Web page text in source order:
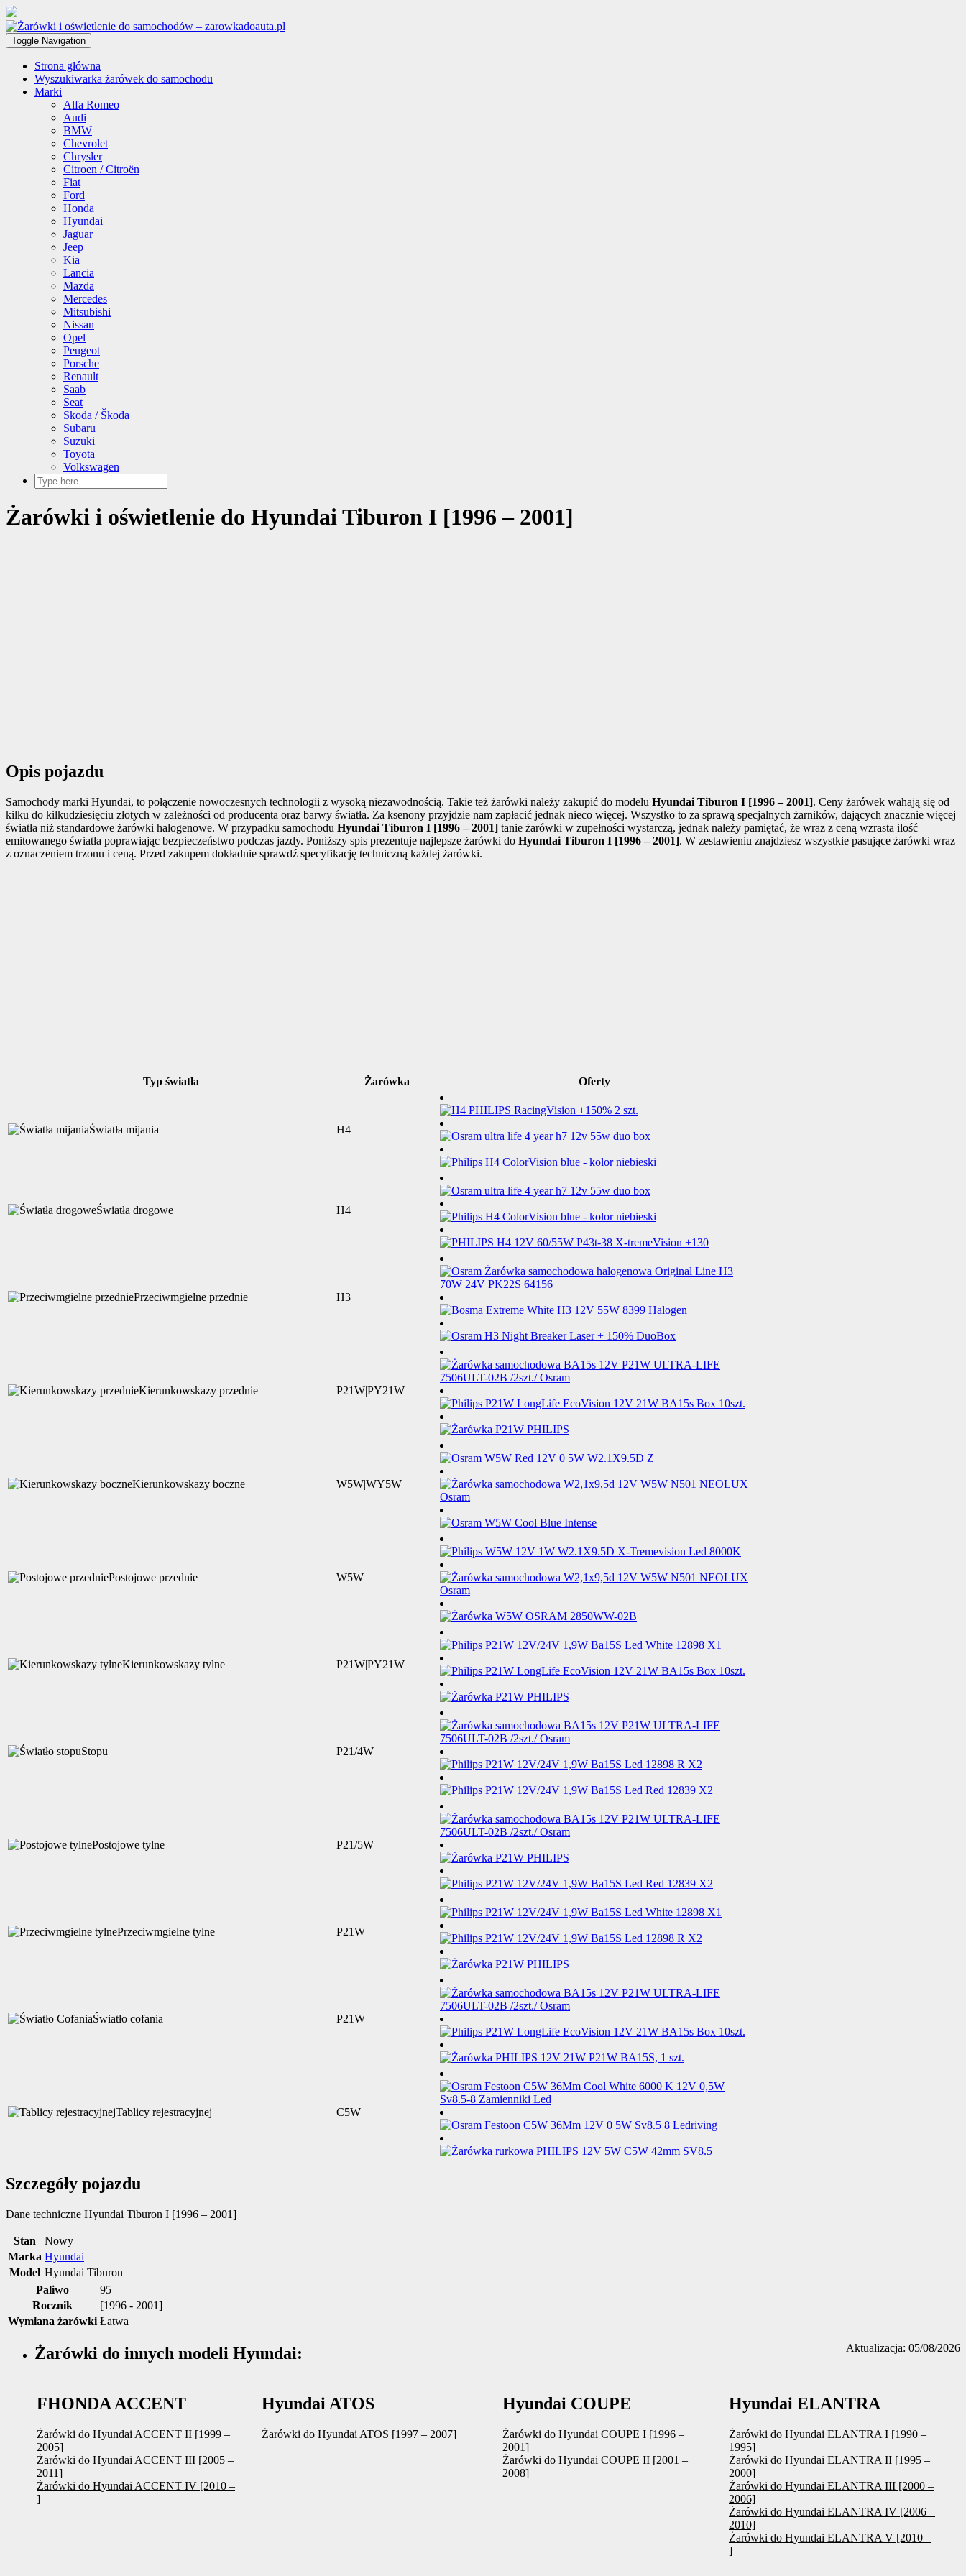
Toggle Navigation
Strona główna
Wyszukiwarka żarówek do samochodu
Marki
Alfa Romeo
Audi
BMW
Chevrolet
Chrysler
Citroen / Citroën
Fiat
Ford
Honda
Hyundai
Jaguar
Jeep
Kia
Lancia
Mazda
Mercedes
Mitsubishi
Nissan
Opel
Peugeot
Porsche
Renault
Saab
Seat
Skoda / Škoda
Subaru
Suzuki
Toyota
Volkswagen
Żarówki i oświetlenie do Hyundai Tiburon I [1996 – 2001]
Opis pojazdu
Samochody marki Hyundai, to połączenie nowoczesnych technologii z wysoką niezawodnością. Takie też żarówki należy zakupić do modelu Hyundai Tiburon I [1996 – 2001]. Ceny żarówek wahają się od
kilku do kilkudziesięciu złotych w zależności od producenta oraz barwy światła. Za ksenony przyjdzie nam zapłacić jednak nieco więcej. Wszystko to za sprawą specjalnych żarników, dających znacznie więcej
światła niż standardowe żarówki halogenowe. W przypadku samochodu Hyundai Tiburon I [1996 – 2001] tanie żarówki w zupełności wystarczą, jednak należy pamiętać, że wraz z ceną wzrasta ilość
emitowanego światła poprawiając bezpieczeństwo podczas jazdy. Poniższy spis prezentuje najlepsze żarówki do Hyundai Tiburon I [1996 – 2001]. W zestawieniu znajdziesz wszystkie pasujące żarówki wraz
z oznaczeniem trzonu i ceną. Przed zakupem dokładnie sprawdź specyfikację techniczną każdej żarówki.
Typ światła Żarówka Oferty
Światła mijania H4
Światła drogowe H4
Przeciwmgielne przednie H3
Kierunkowskazy przednie P21W|PY21W
Kierunkowskazy boczne W5W|WY5W
Postojowe przednie W5W
Kierunkowskazy tylne P21W|PY21W
Stopu P21/4W
Postojowe tylne P21/5W
Przeciwmgielne tylne P21W
Światło cofania P21W
Tablicy rejestracyjnej C5W
Szczegóły pojazdu
Dane techniczne Hyundai Tiburon I [1996 – 2001]
Stan
Nowy
Marka Hyundai
Model Hyundai Tiburon
Paliwo
95
Rocznik
[1996 - 2001]
Wymiana żarówki Łatwa
Aktualizacja: 05/08/2026
Żarówki do innych modeli Hyundai:
FHONDA ACCENT
Żarówki do Hyundai ACCENT II [1999 –
2005]
Żarówki do Hyundai ACCENT III [2005 –
2011]
Żarówki do Hyundai ACCENT IV [2010 –
]
Hyundai ATOS
Żarówki do Hyundai ATOS [1997 – 2007]
Hyundai COUPE
Żarówki do Hyundai COUPE I [1996 –
2001]
Żarówki do Hyundai COUPE II [2001 –
2008]
Hyundai ELANTRA
Żarówki do Hyundai ELANTRA I [1990 –
1995]
Żarówki do Hyundai ELANTRA II [1995 –
2000]
Żarówki do Hyundai ELANTRA III [2000 –
2006]
Żarówki do Hyundai ELANTRA IV [2006 –
2010]
Żarówki do Hyundai ELANTRA V [2010 –
]